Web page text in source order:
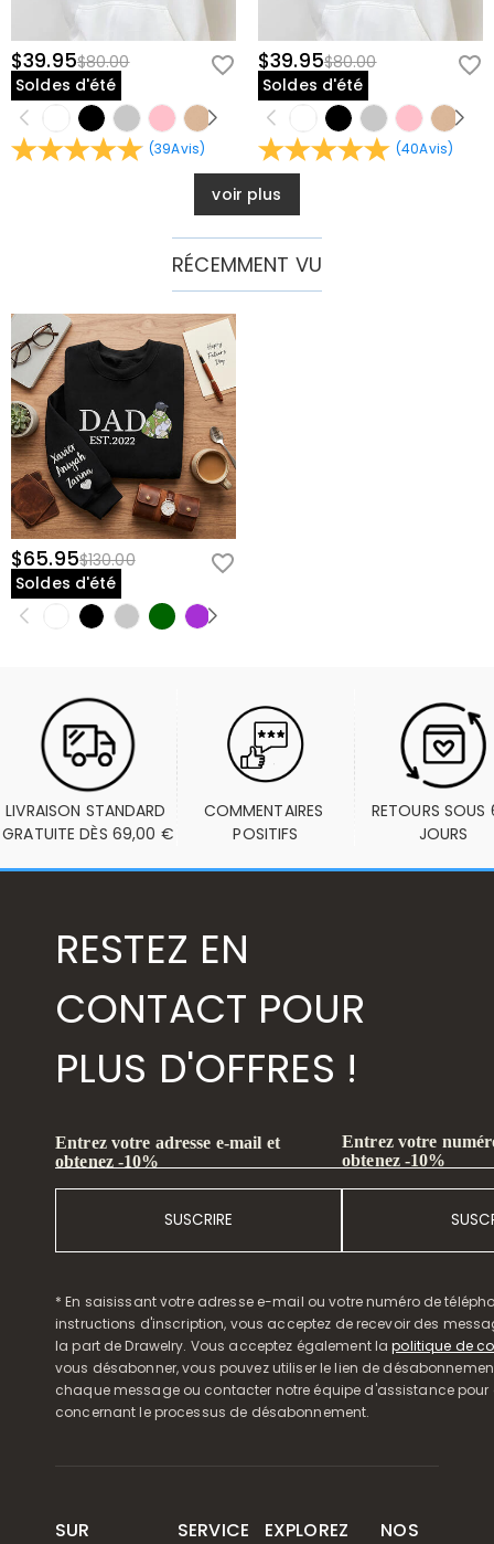
$39.95$80.00
Soldes d'été
(39Avis)
$39.95$80.00
Soldes d'été
(40Avis)
voir plus
RÉCEMMENT VU
$65.95$130.00
Soldes d'été
LIVRAISON STANDARD
GRATUITE DÈS 69,00 €
COMMENTAIRES
POSITIFS
RETOURS SOUS
JOURS
RESTEZ EN
CONTACT POUR
PLUS D'OFFRES !
Entrez votre adresse e-mail et
obtenez -10%
SUSCRIRE
Entrez votre
obtenez -10%
* En saisissant votre adresse e-mail ou votre numéro de
instructions d'inscription, vous acceptez de recevoir des
la part de Drawelry. Vous acceptez également lapolitique de
vous désabonner, vous pouvez utiliser le lien de
chaque message ou contacter notre équipe d'assistance pour
concernant le processus de désabonnement.
SUR
SERVICE
EXPLOREZ
NOS